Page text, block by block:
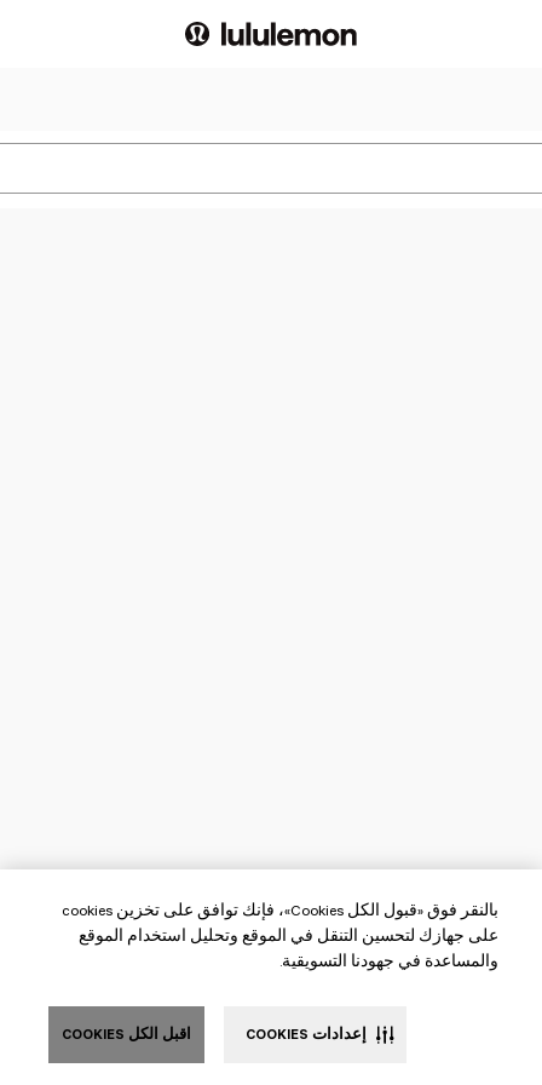
بالنقر فوق «قبول الكل Cookies»، فإنك توافق على تخزين cookies
على جهازك لتحسين التنقل في الموقع وتحليل استخدام الموقع
والمساعدة في جهودنا التسويقية.
اقبل الكل COOKIES إعدادات COOKIES